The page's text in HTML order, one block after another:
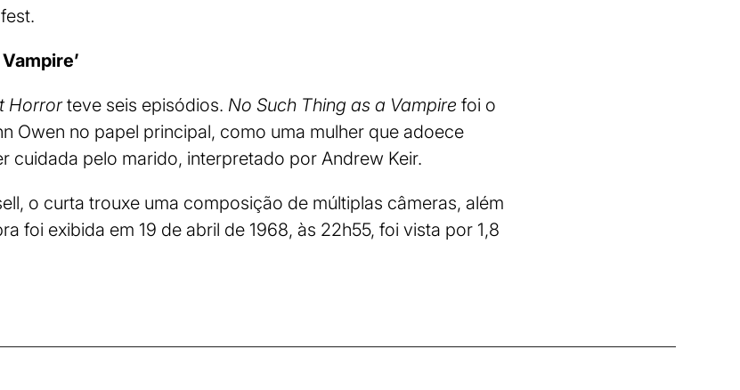
Horrorteve seis episódios. No Such Thing as a Vampire foi o
Owen no papel principal, como uma mulher que adoece
cuidada pelo marido, interpretado por Andrew Keir.
o curta trouxe uma composição de múltiplas câmeras, além
foi exibida em 19 de abril de 1968, às 22h55, foi vista por 1,8